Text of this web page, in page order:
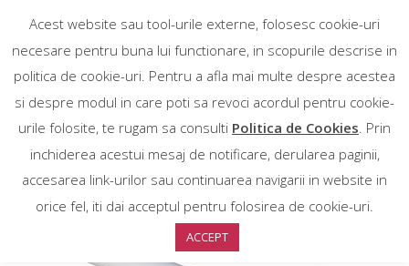
Acest website sau tool-urile externe, folosesc cookie-uri
necesare pentru buna lui functionare, in scopurile descrise in
politica de cookie-uri. Pentru a afla mai multe despre acestea
si despre modul in care poti sa revoci acordul pentru cookie-
urile folosite, te rugam sa consulti Politica de Cookies. Prin
inchiderea acestui mesaj de notificare, derularea paginii,
accesarea link-urilor sau continuarea navigarii in website in
orice fel, iti dai acceptul pentru folosirea de cookie-uri.
ACCEPT